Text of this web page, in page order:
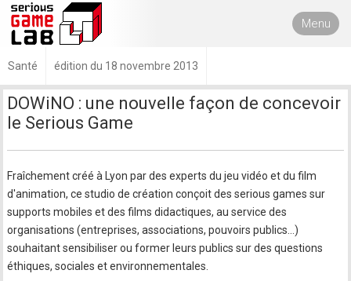
Menu
Santé édition du 18 novembre 2013
DOWiNO : une nouvelle façon de concevoir
le Serious Game
Fraîchement créé à Lyon par des experts du jeu vidéo et du film
d'animation, ce studio de création conçoit des serious games sur
supports mobiles et des films didactiques, au service des
organisations (entreprises, associations, pouvoirs publics…)
souhaitant sensibiliser ou former leurs publics sur des questions
éthiques, sociales et environnementales.